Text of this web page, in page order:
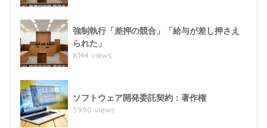
強制執行「差押の競合」「給与が差し押さえ
られた」
8144 views
ソフトウェア開発委託契約：著作権
5990 views